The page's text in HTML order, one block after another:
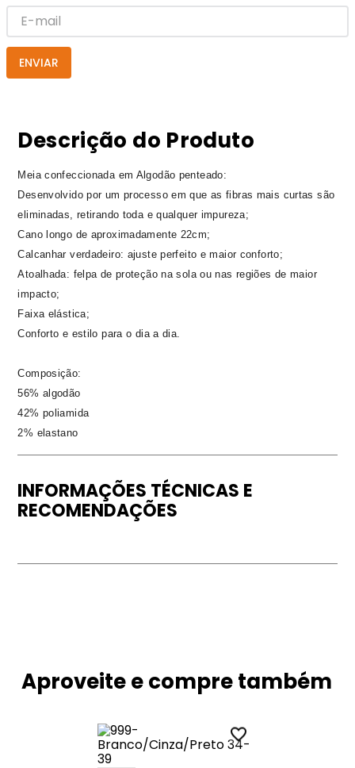
ENVIAR
Descrição do Produto
Meia confeccionada em Algodão penteado:
Desenvolvido por um processo em que as fibras mais curtas são
eliminadas, retirando toda e qualquer impureza;
Cano longo de aproximadamente 22cm;
Calcanhar verdadeiro: ajuste perfeito e maior conforto;
Atoalhada: felpa de proteção na sola ou nas regiões de maior
impacto;
Faixa elástica;
Conforto e estilo para o dia a dia.
Composição:
56% algodão
42% poliamida
2% elastano
INFORMAÇÕES TÉCNICAS E
RECOMENDAÇÕES
Aproveite e compre também